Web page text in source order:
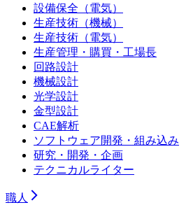
設備保全（電気）
生産技術（機械）
生産技術（電気）
生産管理・購買・工場長
回路設計
機械設計
光学設計
金型設計
CAE解析
ソフトウェア開発・組み込み
研究・開発・企画
テクニカルライター
職人